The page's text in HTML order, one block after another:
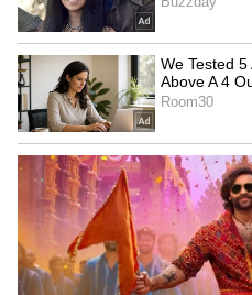
4
Image Credit : StockPhoto
ఎయిర్‌టెల్ (Airtel) ప్రారంభ